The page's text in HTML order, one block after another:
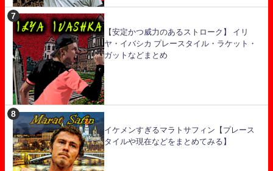
【安定かつ威力のあるストローク】 イリ
ヤ・イバシカ プレースタイル・ラケット・
ガットなどまとめ
イケメンすぎるマラトサフィン【プレース
タイルや現在などをまとめてみる】